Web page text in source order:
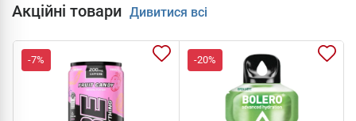
Акційні товари Дивитися всі
-7% -20%